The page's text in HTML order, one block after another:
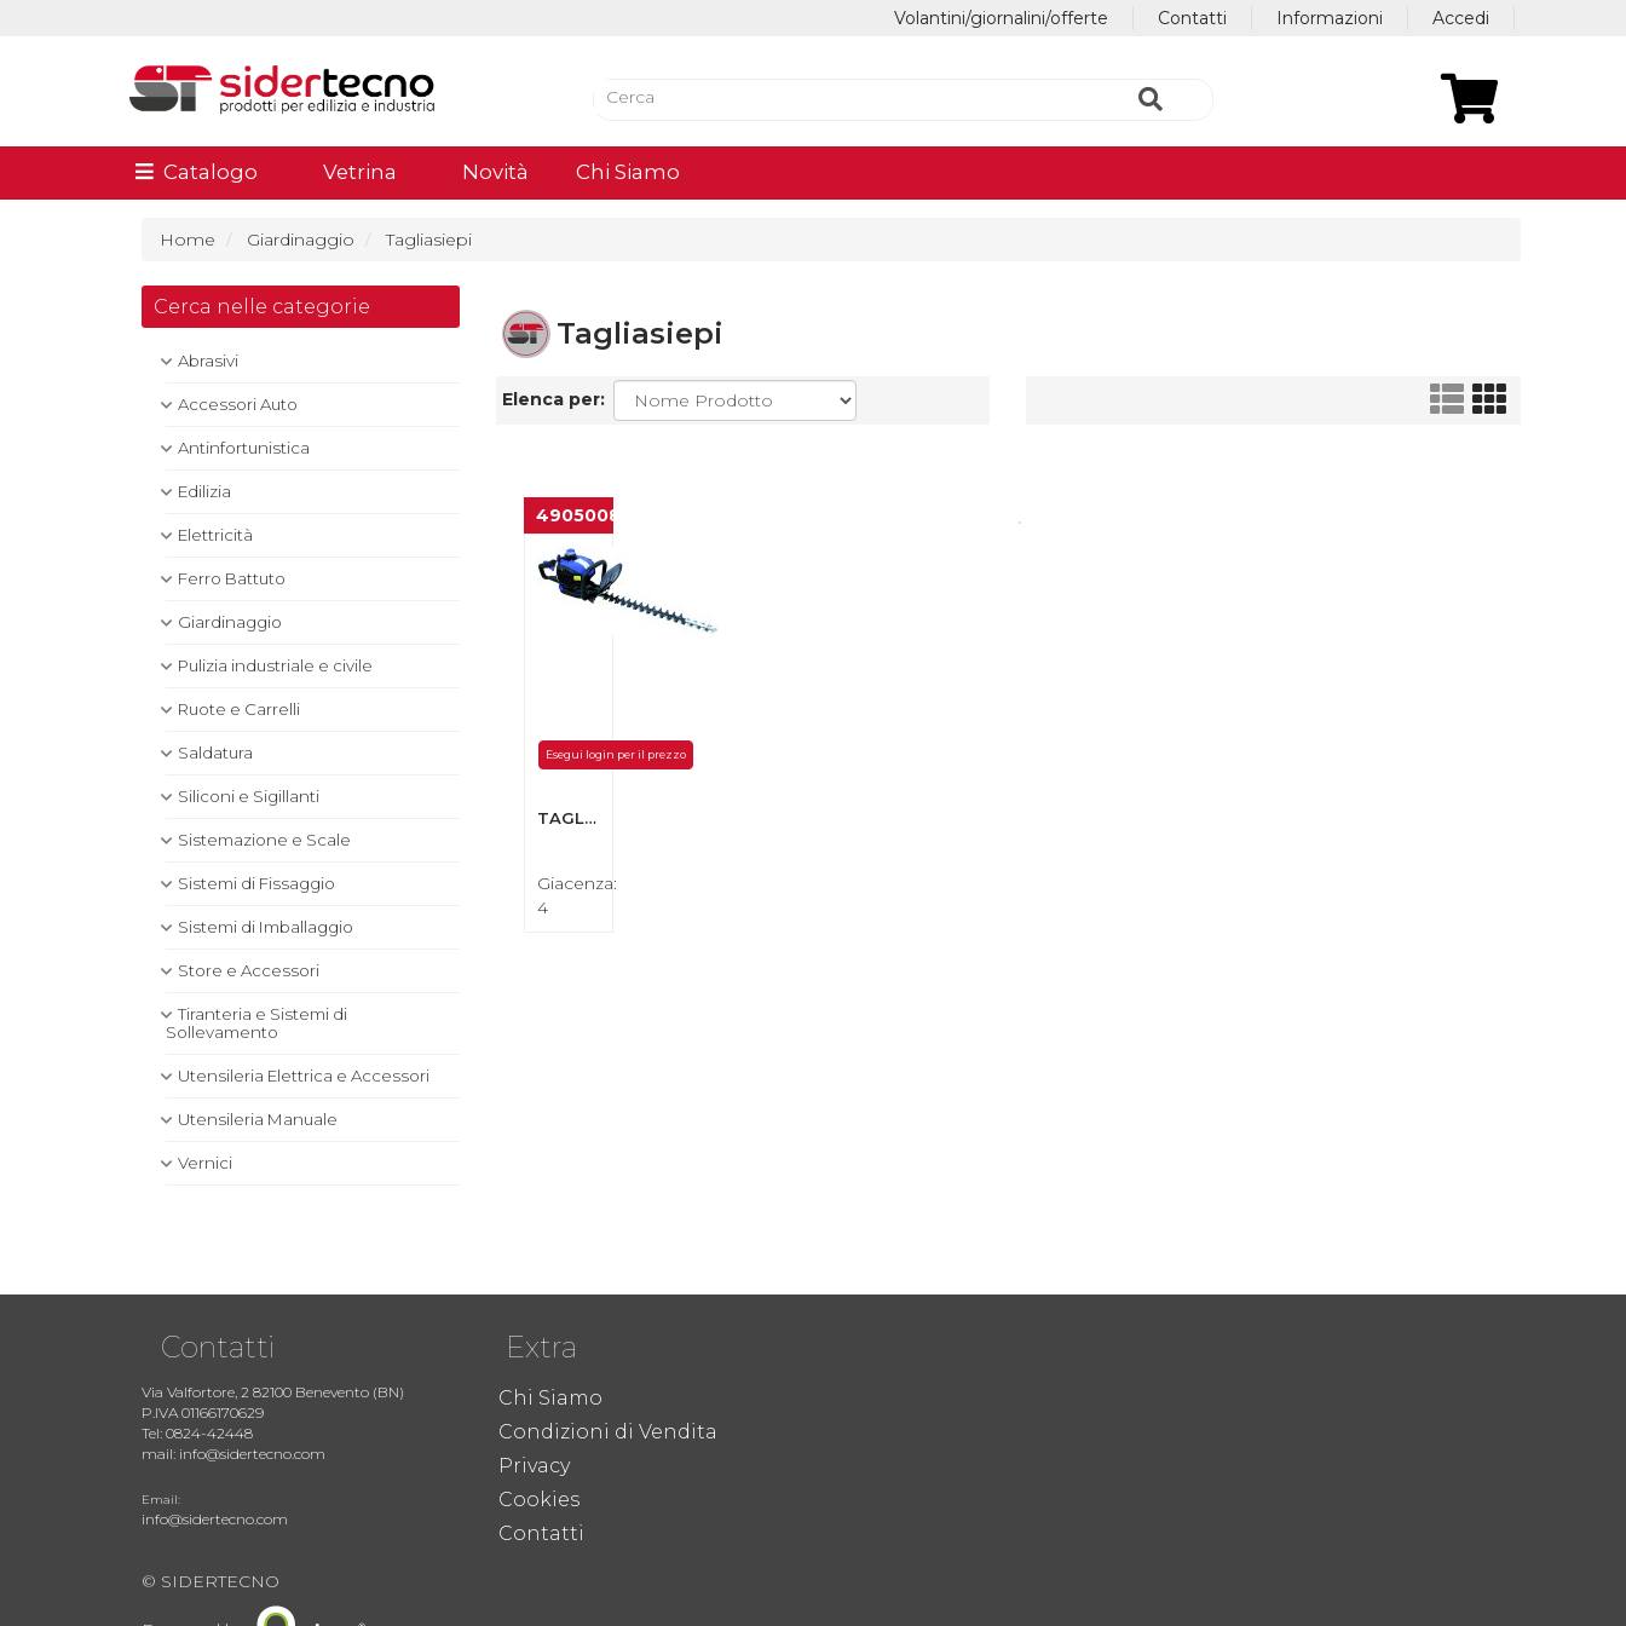
Accedi
Informazioni
Contatti
Volantini/giornalini/offerte
Catalogo Vetrina Novità Chi Siamo
Home Giardinaggio Tagliasiepi
Cerca nelle categorie
Abrasivi
Accessori Auto
Antinfortunistica
Edilizia
Elettricità
Ferro Battuto
Giardinaggio
Pulizia industriale e civile
Ruote e Carrelli
Saldatura
Siliconi e Sigillanti
Sistemazione e Scale
Sistemi di Fissaggio
Sistemi di Imballaggio
Store e Accessori
Tiranteria e Sistemi di
Sollevamento
Utensileria Elettrica e Accessori
Utensileria Manuale
Vernici
Tagliasiepi
Elenca per:
4905008
Esegui login per il prezzo
TAGLIASIEPI HYUNDAI 35403 2 TEMPI 25.4 CC-1,15 HP
Giacenza:
4
Contatti
Via Valfortore, 2 82100 Benevento (BN)
P.IVA 01166170629
Tel: 0824-42448
mail: info@sidertecno.com
Email:
info@sidertecno.com
Extra
Chi Siamo
Condizioni di Vendita
Privacy
Cookies
Contatti
© SIDERTECNO